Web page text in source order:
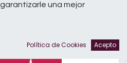
una mejor
Política de Cookies Acepto